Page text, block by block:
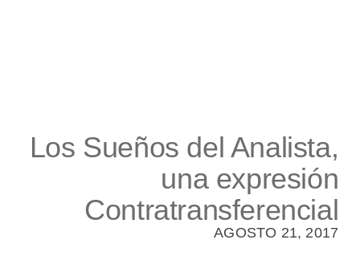
Los Sueños del Analista,
una expresión
Contratransferencial
AGOSTO 21, 2017